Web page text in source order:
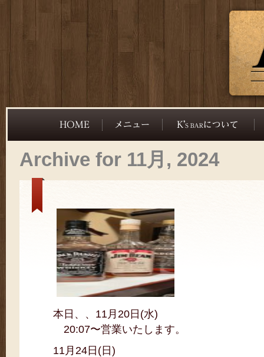
Archive for 11月, 2024
本日、、11月20日(水)
20:07〜営業いたします。
11月24日(日)